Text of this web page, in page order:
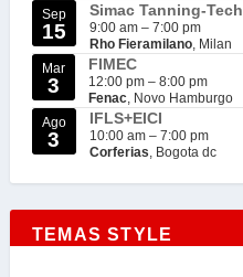
Sep
15
Simac Tanning-Tech
9:00 am – 7:00 pm
Rho Fieramilano, Milan
Mar
3
FIMEC
12:00 pm – 8:00 pm
Fenac, Novo Hamburgo
Ago
3
IFLS+EICI
10:00 am – 7:00 pm
Corferias, Bogota dc
TEMAS STYLE